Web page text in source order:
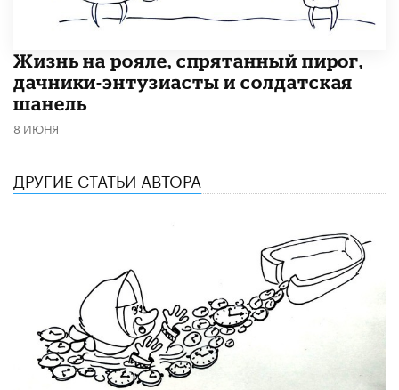
Жизнь на рояле, спрятанный пирог,
дачники-энтузиасты и солдатская
шанель
8 ИЮНЯ
ДРУГИЕ СТАТЬИ АВТОРА